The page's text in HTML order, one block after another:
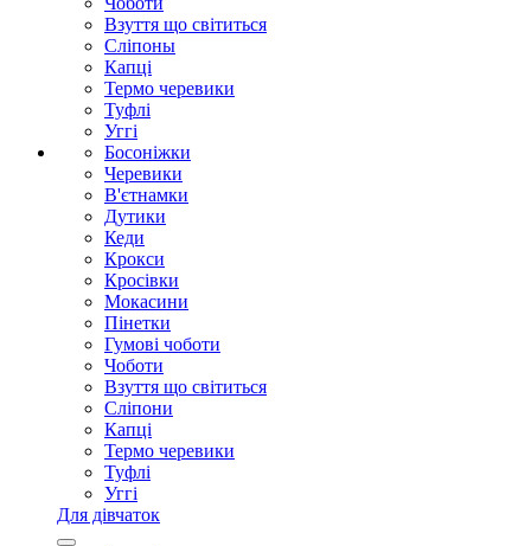
Взуття що світиться
Сліпоны
Капці
Термо черевики
Туфлі
Уггі
Босоніжки
Черевики
В'єтнамки
Дутики
Кеди
Крокси
Кросівки
Мокасини
Пінетки
Гумові чоботи
Чоботи
Взуття що світиться
Сліпони
Капці
Термо черевики
Туфлі
Уггі
Для дівчаток